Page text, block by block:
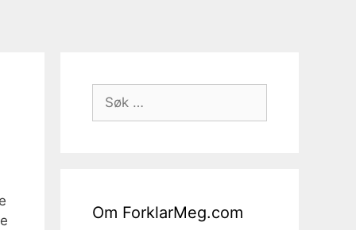
Søk
etter:
Om ForklarMeg.com